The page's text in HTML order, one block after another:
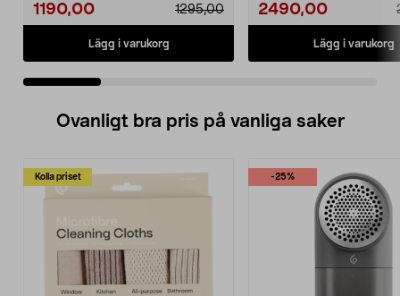
1190,00 1295,00
Lägg i varukorg
2490,00
Lägg i varukorg
Ovanligt bra pris på vanliga saker
Kolla priset -25%